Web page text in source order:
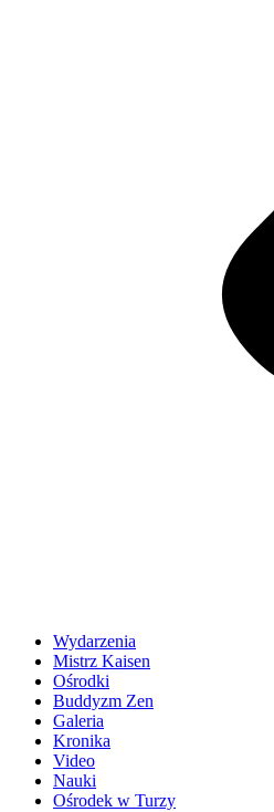
Wydarzenia
Mistrz Kaisen
Ośrodki
Buddyzm Zen
Galeria
Kronika
Video
Nauki
Ośrodek w Turzy